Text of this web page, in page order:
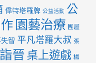
偉特塔羅牌 公益活動 公
園藝治療 團屋
智 平凡塔羅大叔 張
晉桌上遊戲 楊